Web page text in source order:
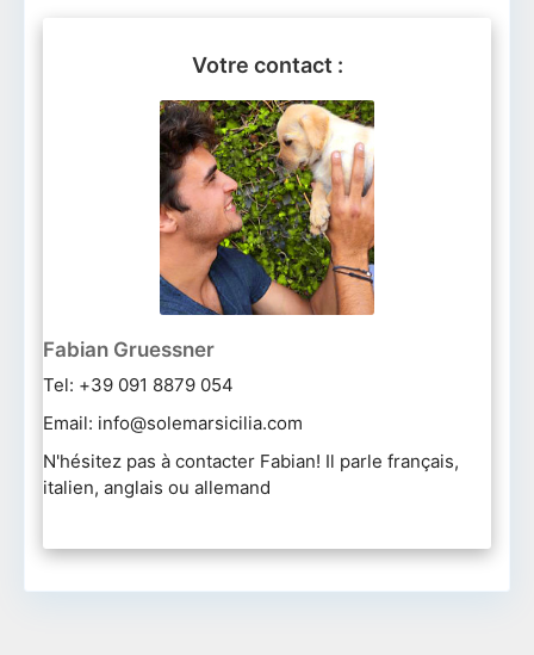
Votre contact :
Fabian Gruessner
Tel: +39 091 8879 054
Email: info@solemarsicilia.com
N'hésitez pas à contacter Fabian! Il parle français,
italien, anglais ou allemand